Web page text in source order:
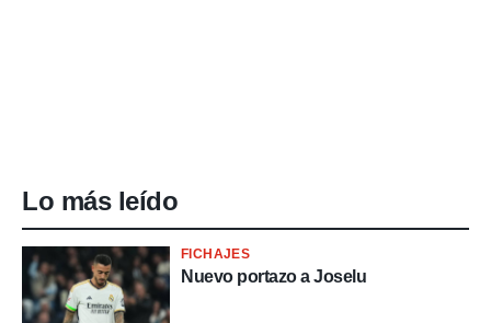
Lo más leído
FICHAJES
Nuevo portazo a Joselu